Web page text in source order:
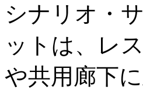
シナリオ・
ットは、レ
や共用廊下